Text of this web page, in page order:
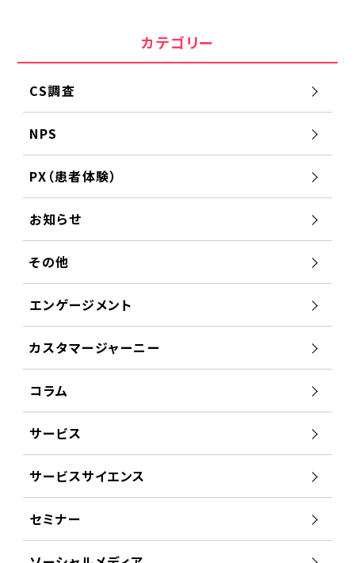
カテゴリー
CS調査
NPS
PX（患者体験）
お知らせ
その他
エンゲージメント
カスタマージャーニー
コラム
サービス
サービスサイエンス
セミナー